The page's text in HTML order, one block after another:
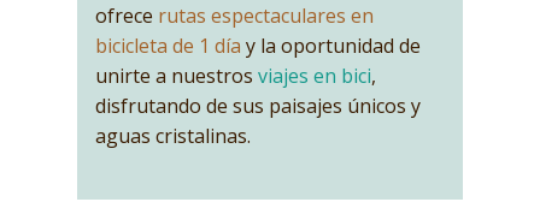
ofrece rutas espectaculares en
bicicleta de 1 día y la oportunidad de
unirte a nuestros viajes en bici,
disfrutando de sus paisajes únicos y
aguas cristalinas.